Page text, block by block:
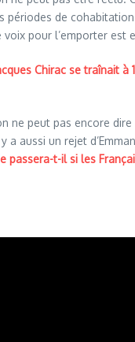
périodes de
pour l’emporter est
Chirac se traînait à
ne peut pas encore dire
a aussi un rejet
passera-t-il si les